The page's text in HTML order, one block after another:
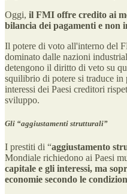
Oggi, il FMI offre credito ai
bilancia dei pagamenti e
Il potere di voto all'interno del
dominato dalle nazioni
detengono il diritto di veto su
squilibrio di potere si traduce in
interessi dei Paesi creditori
sviluppo.
Gli “aggiustamenti strutturali”
I prestiti di “aggiustamento
Mondiale richiedono ai Paesi
capitale e gli interessi, ma
economie secondo le